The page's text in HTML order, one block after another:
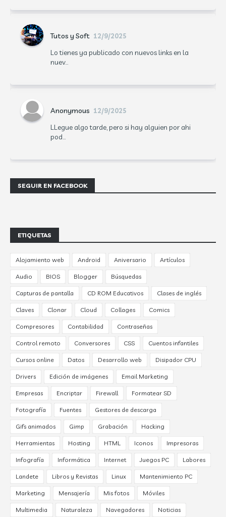
Tutos y Soft 12/9/2025
Lo tienes ya publicado con nuevos links en la
nuev...
Anonymous 12/9/2025
LLegue algo tarde, pero si hay alguien por ahi
pod...
SEGUIR EN FACEBOOK
ETIQUETAS
Alojamiento web Android Aniversario Artículos
Audio BIOS Blogger Búsquedas
Capturas de pantalla CD ROM Educativos Clases de inglés
Claves Clonar Cloud Collages Comics
Compresores Contabilidad Contraseñas
Control remoto Conversores CSS Cuentos infantiles
Cursos online Datos Desarrollo web Disipador CPU
Drivers Edición de imágenes Email Marketing
Empresas Encriptar Firewall Formatear SD
Fotografía Fuentes Gestores de descarga
Gifs animados Gimp Grabación Hacking
Herramientas Hosting HTML Iconos Impresoras
Infografía Informática Internet Juegos PC Labores
Landete Libros y Revistas Linux Mantenimiento PC
Marketing Mensajería Mis fotos Móviles
Multimedia Naturaleza Navegadores Noticias